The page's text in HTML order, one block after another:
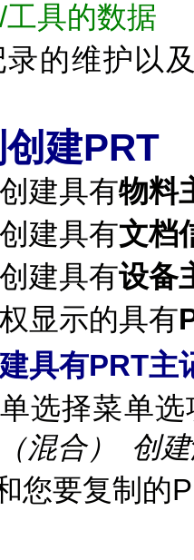
/工具的数据
的维护以
建PRT
建具有物料
建具有文档
建具有设备
显示的具有
具有PRT主
选择菜单选
混合） 创建
您要复制的